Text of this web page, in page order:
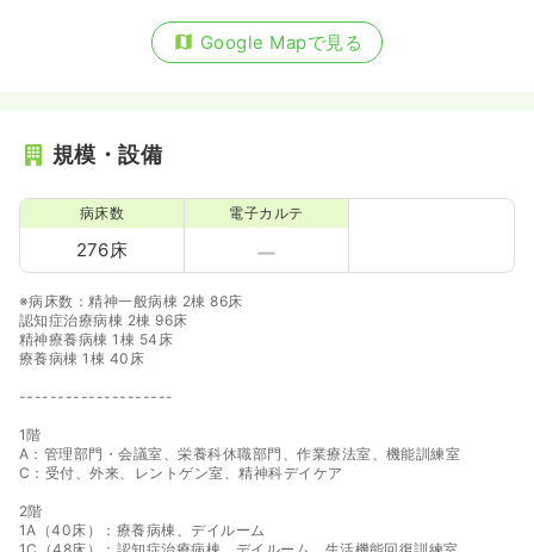
Google Mapで見る
規模・設備
病床数
276床
電子カルテ
※病床数：精神一般病棟 2棟 86床
認知症治療病棟 2棟 96床
精神療養病棟 1棟 54床
療養病棟 1棟 40床
--------------------
1階
A：管理部門・会議室、栄養科休職部門、作業療法室、機能訓練室
C：受付、外来、レントゲン室、精神科デイケア
2階
1A（40床）：療養病棟、デイルーム